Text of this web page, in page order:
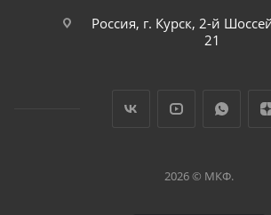
Россия, г. Курск, 2-й
21
2026 © МКФ.